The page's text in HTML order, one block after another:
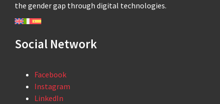
the gender gap through digital technologies.
Social Network
Facebook
Instagram
LinkedIn